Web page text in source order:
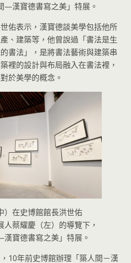
—漢寶德書寫之美」特展。
佑表示，漢寶德談美學包括他所
、建築等，他曾說過「書法是生
書法」，是將書法藝術與建築串
裡的設計與布局融入在書法裡，
於美學的概念。
）在史博館館長洪世佑
人蔡耀慶（左）的導覽下，
寶德書寫之美」特展。
10年前史博館辦理「築人間－漢